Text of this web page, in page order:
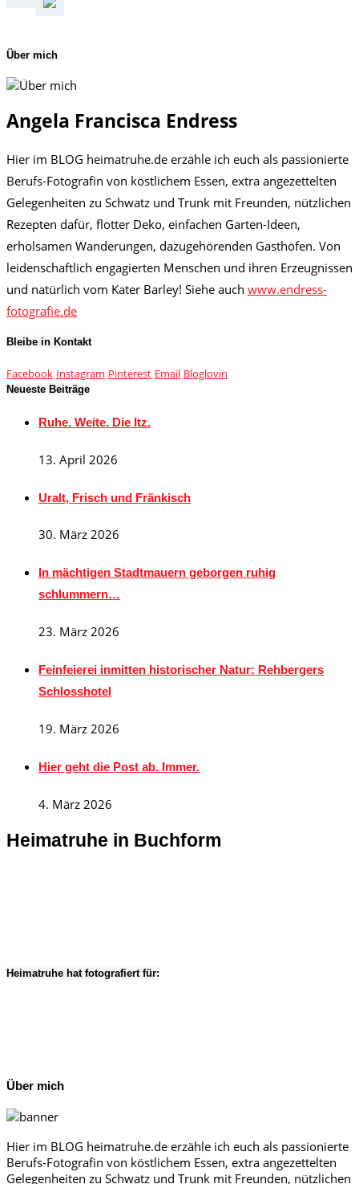
Über mich
Angela Francisca Endress
Hier im BLOG heimatruhe.de erzähle ich euch als passionierte
Berufs-Fotografin von köstlichem Essen, extra angezettelten
Gelegenheiten zu Schwatz und Trunk mit Freunden, nützlichen
Rezepten dafür, flotter Deko, einfachen Garten-Ideen,
erholsamen Wanderungen, dazugehörenden Gasthöfen. Von
leidenschaftlich engagierten Menschen und ihren Erzeugnissen
und natürlich vom Kater Barley! Siehe auch www.endress-
fotografie.de
Bleibe in Kontakt
Facebook Instagram Pinterest Email Bloglovin
Neueste Beiträge
Ruhe. Weite. Die Itz.
13. April 2026
Uralt, Frisch und Fränkisch
30. März 2026
In mächtigen Stadtmauern geborgen ruhig
schlummern…
23. März 2026
Feinfeierei inmitten historischer Natur: Rehbergers
Schlosshotel
19. März 2026
Hier geht die Post ab. Immer.
4. März 2026
Heimatruhe in Buchform
Heimatruhe hat fotografiert für:
Über mich
Hier im BLOG heimatruhe.de erzähle ich euch als passionierte
Berufs-Fotografin von köstlichem Essen, extra angezettelten
Gelegenheiten zu Schwatz und Trunk mit Freunden, nützlichen